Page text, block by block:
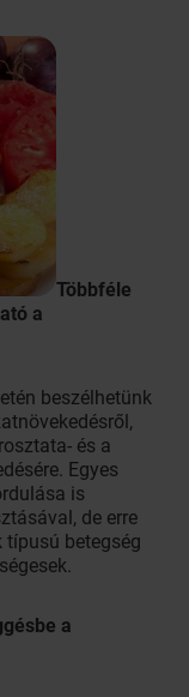
Többféle
a
beszélhetünk
és a
Egyes
is
de erre
betegség
a